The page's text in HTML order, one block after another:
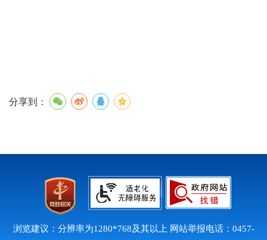
分享到：
浏览建议：分辨率为1280*768及其以上 网站举报电话：0457-